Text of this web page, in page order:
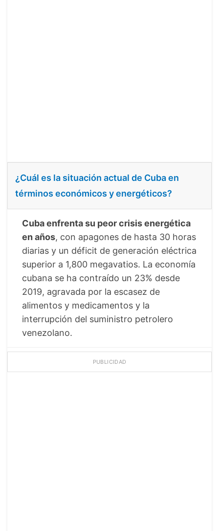
¿Cuál es la situación actual de Cuba en
términos económicos y energéticos?
Cuba enfrenta su peor crisis energética
en años, con apagones de hasta 30 horas
diarias y un déficit de generación eléctrica
superior a 1,800 megavatios. La economía
cubana se ha contraído un 23% desde
2019, agravada por la escasez de
alimentos y medicamentos y la
interrupción del suministro petrolero
venezolano.
PUBLICIDAD